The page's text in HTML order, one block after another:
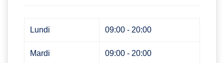
Lundi 09:00 - 20:00
Mardi 09:00 - 20:00